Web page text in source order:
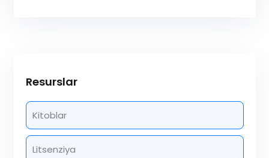
Resurslar
Kitoblar
Litsenziya